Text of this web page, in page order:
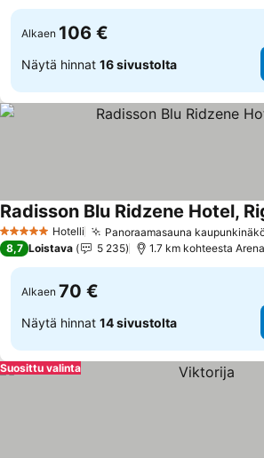
Alkaen 106 €
Näytä hinnat 16 sivustolta
5 Tähtiluokitus
Hotelli Panoraamasauna
Radisson Blu Ridzene Hotel,
8,7 Loistava 5 235 1.7 km kohteesta
Alkaen 70 €
Näytä hinnat 14 sivustolta
Suosittu valinta